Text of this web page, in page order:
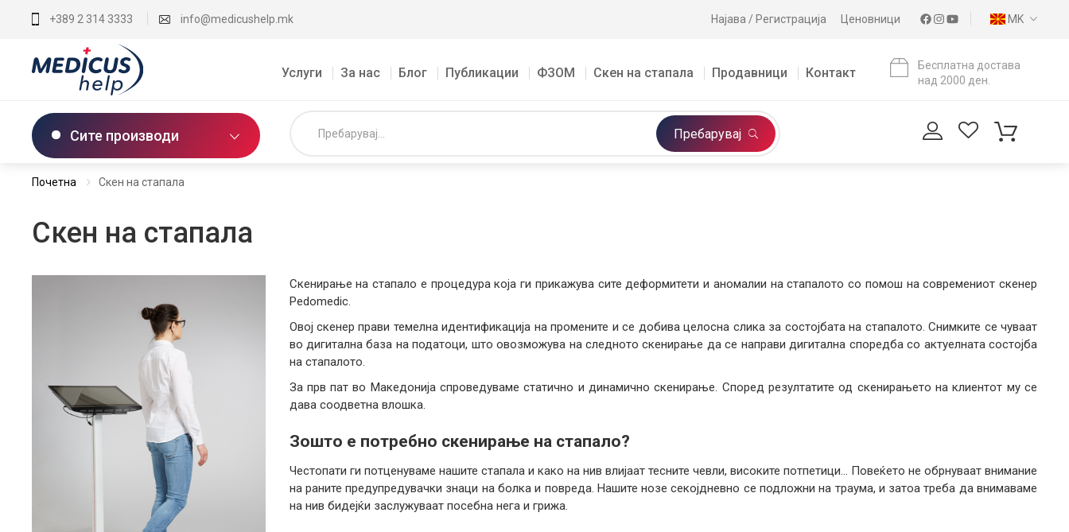
+389 2 314 3333 info@medicushelp.mk Најава / Регистрација Ценовници MK
Услуги За нас Блог Публикации ФЗОМ Скен на стапала Продавници Контакт
Бесплатна достава
над 2000 ден.
Сите производи Пребарувај
Почетна Скен на стапала
Скен на стапала
Скенирање на стапало е процедура која ги прикажува сите деформитети и аномалии на стапалото со помош на современиот скенер
Pеdomedic.
Овој скенер прави темелна идентификација на промените и се добива целосна слика за состојбата на стапалото. Снимките се чуваат
во дигитална база на податоци, што овозможува на следното скенирање да се направи дигитална споредба со актуелната состојба
на стапалото.
За прв пат во Македонија спроведуваме статично и динамично скенирање. Според резултатите од скенирањето на клиентот му се
дава соодветна влошка.
Зошто е потребно скенирање на стапало?
Честопати ги потценуваме нашите стапала и како на нив влијаат тесните чевли, високите потпетици… Повеќето не обрнуваат внимание
на раните предупредувачки знаци на болка и повреда. Нашите нозе секојдневно се подложни на траума, и затоа треба да внимаваме
на нив бидејќи заслужуваат посебна нега и грижа.